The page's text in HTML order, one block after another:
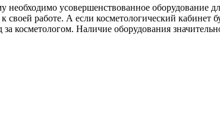
необходимо усовершенствованное оборудование
работе. А если косметологический кабинет
косметологом. Наличие оборудования